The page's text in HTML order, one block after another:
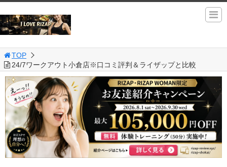
TOP
24/7ワークアウト小倉店※口コミ評判＆ライザップと比較